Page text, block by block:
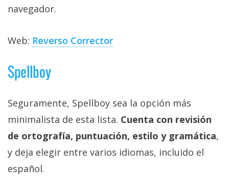
navegador.
Web: Reverso Corrector
Spellboy
Seguramente, Spellboy sea la opción más
minimalista de esta lista. Cuenta con revisión
de ortografía, puntuación, estilo y gramática,
y deja elegir entre varios idiomas, incluido el
español.